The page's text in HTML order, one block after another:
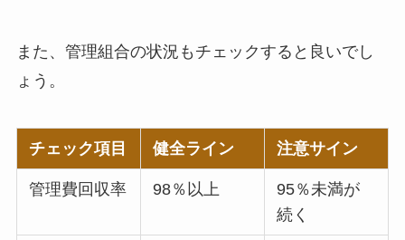
また、管理組合の状況もチェックすると良いでし
ょう。
チェック項目 健全ライン 注意サイン
管理費回収率 98％以上
95％未満が
続く